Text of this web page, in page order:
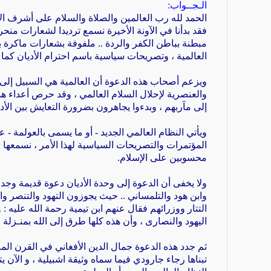
الـجــواب:
الحمد لله رب العالمين والصلاة والسلام على أشرف
فقد بدأنا في الآونة الأخيرة نسمع ترديدا لشعارات
مبطنة بباطن الكفر والردة .. ملفوفة بشعارات ماكرة
العالمية ، وتصريحات سياسية باسم احترام الأديان
ويزعم
أصحاب هذه الدعوة أن العالمية هي السبيل
والعنصرية لإحلال السلام العالمي ، وقد حرص أعداء
إلى مآربهم ، وبدءوا يجاهرون بضرورة التعايش بين
ويأتي النظام العالمي الجديد - أو ما يسمى بالعولمة -
المؤتمرات والتصريحات السياسية لهذا الأمر ،
محسوبين على الإسلام.
ولا يخفى أن الدعوة إلى وحدة الأديان دعوة قديمة
وابن هود والتلمساني .. حيث يجوزون التهود
التتار ووزرائهم فقال عنهم ابن تيمية رحمة الله عليه
اليهود والنصارى ، وأن هذه كلها طرق إلى الله بمنـزلة
ثم جدد هذه الدعوة جمال الدين الأفغاني في القرن
تبناها رجاء جارودي فيما سماه وثيقة اشبيلية ، و الآن